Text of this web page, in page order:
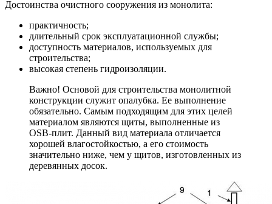
Достоинства очистного сооружения из монолита:
практичность;
длительный срок эксплуатационной службы;
доступность материалов, используемых для
строительства;
высокая степень гидроизоляции.
Важно! Основой для строительства монолитной
конструкции служит опалубка. Ее выполнение
обязательно. Самым подходящим для этих целей
материалом являются щиты, выполненные из
OSB-плит. Данный вид материала отличается
хорошей влагостойкостью, а его стоимость
значительно ниже, чем у щитов, изготовленных из
деревянных досок.